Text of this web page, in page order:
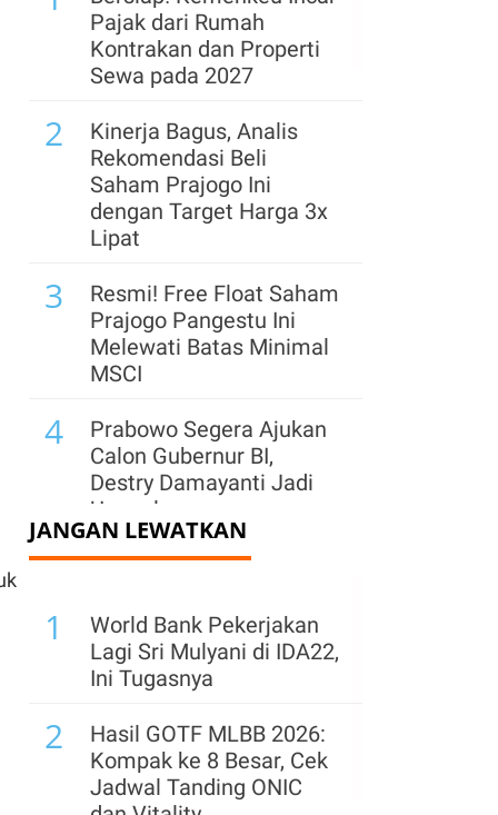
Pajak dari Rumah
Kontrakan dan Properti
Sewa pada 2027
2
Kinerja Bagus, Analis
Rekomendasi Beli
Saham Prajogo Ini
dengan Target Harga 3x
Lipat
3
Resmi! Free Float Saham
Prajogo Pangestu Ini
Melewati Batas Minimal
MSCI
4
Prabowo Segera Ajukan
Calon Gubernur BI,
Destry Damayanti Jadi
Unggulan
5
IHSG Berpotensi Lanjut
Cermati Saham Pilihan
Analis
Jelang Rights Issue,
Hapsoro Divestasi
Saham Bukit Uluwatu
(BUVA) Rp 250 Miliar
JANGAN LEWATKAN
1
World Bank Pekerjakan
Lagi Sri Mulyani di IDA22,
Ini Tugasnya
2
Hasil GOTF MLBB 2026:
Kompak ke 8 Besar, Cek
Jadwal Tanding ONIC